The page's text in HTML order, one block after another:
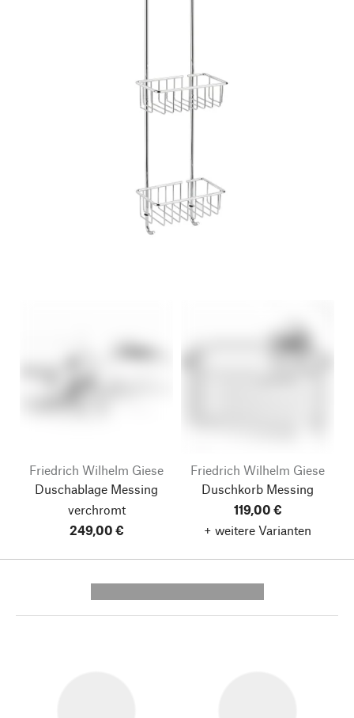
Friedrich Wilhelm Giese
Duschablage Messing
verchromt
249,00 €
Friedrich Wilhelm Giese
Duschkorb Messing
119,00 €
+ weitere Varianten